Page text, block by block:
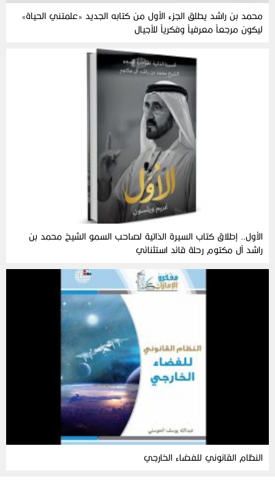
محمد بن راشد يطلق الجزء الأول من كتابه الجديد «علمتني الحياة»
ليكون مرجعاً معرفياً وفكرياً للأجيال
الأول.. إطلاق كتاب السيرة الذاتية لصاحب السمو الشيخ محمد بن
راشد آل مكتوم رحلة قائد استثنائي
النظام القانوني للفضاء الخارجي